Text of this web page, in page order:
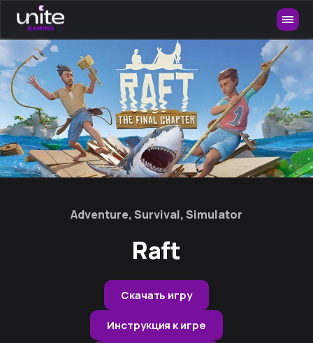
Adventure, Survival, Simulator
Raft
Скачать игру
Инструкция к игре